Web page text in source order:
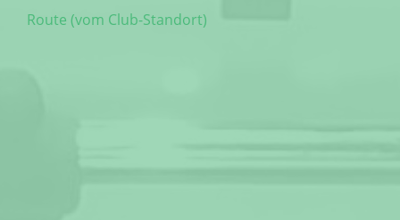
Route (vom Club-Standort)